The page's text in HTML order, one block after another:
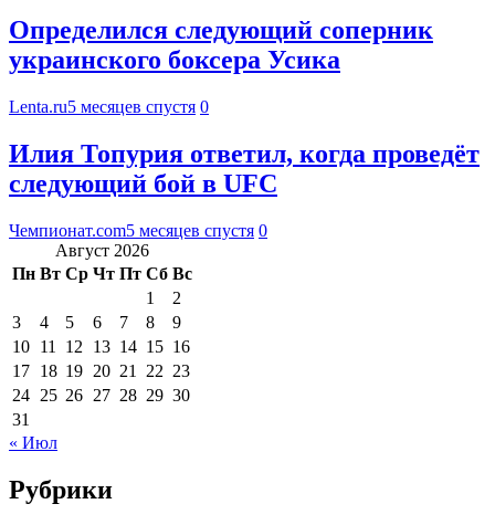
Определился следующий соперник
украинского боксера Усика
Lenta.ru5 месяцев спустя 0
Илия Топурия ответил, когда проведёт
следующий бой в UFC
Чемпионат.com5 месяцев спустя 0
Август 2026
Пн Вт Ср Чт Пт Сб Вс
1
2
3
4 5 6 7 8
9
10 11 12 13 14 15 16
17 18 19 20 21 22 23
24 25 26 27 28 29 30
31
« Июл
Рубрики